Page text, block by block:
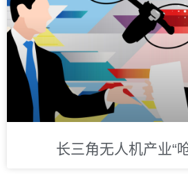
长三角无人机产业“